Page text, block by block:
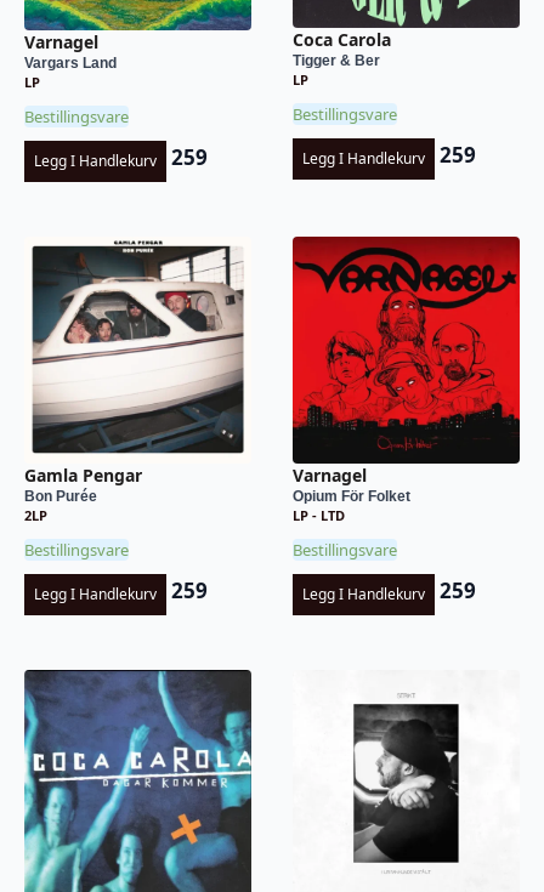
Varnagel
Vargars Land
LP
Bestillingsvare
Legg I Handlekurv 259
Coca Carola
Tigger & Ber
LP
Bestillingsvare
Legg I Handlekurv 259
Gamla Pengar
Bon Purée
2LP
Bestillingsvare
Legg I Handlekurv 259
Varnagel
Opium För Folket
LP - LTD
Bestillingsvare
Legg I Handlekurv 259